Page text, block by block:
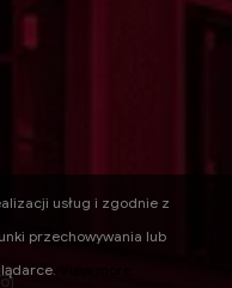
usług i zgodnie z
przechowywania lub